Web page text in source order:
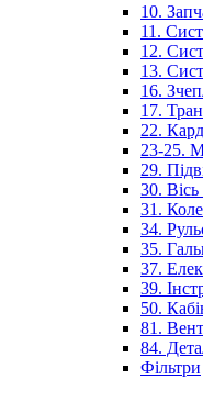
10.
11.
12.
13.
16.
17.
22.
23-25.
29.
30.
31.
34.
35.
37.
39.
50.
81.
84.
Фільтри